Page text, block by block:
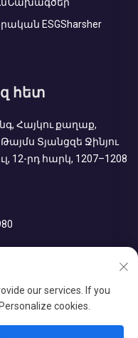
ESGSharsher
հետ
Հայկու քաղաք,
Տյանցզե Ջինյու
12-րդ հարկ, 1207–1208
Limited
our services. If you
cookies.